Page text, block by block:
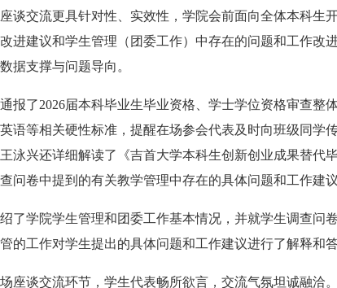
谈交流更具针对性、实效性，学院会前面向全体本科生
进建议和学生管理（团委工作）中存在的问题和工作改
据支撑与问题导向。
报了2026届本科毕业生毕业资格、学士学位资格审查整
语等相关硬性标准，提醒在场参会代表及时向班级同学
泳兴还详细解读了《吉首大学本科生创新创业成果替代
问卷中提到的有关教学管理中存在的具体问题和工作建
了学院学生管理和团委工作基本情况，并就学生调查问
的工作对学生提出的具体问题和工作建议进行了解释和答
座谈交流环节，学生代表畅所欲言，交流气氛坦诚融洽